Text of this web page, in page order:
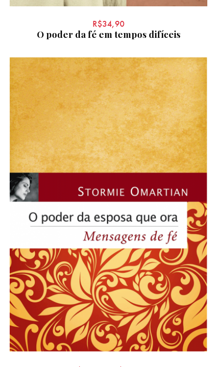
O poder da fé em tempos difíceis
R$34,90